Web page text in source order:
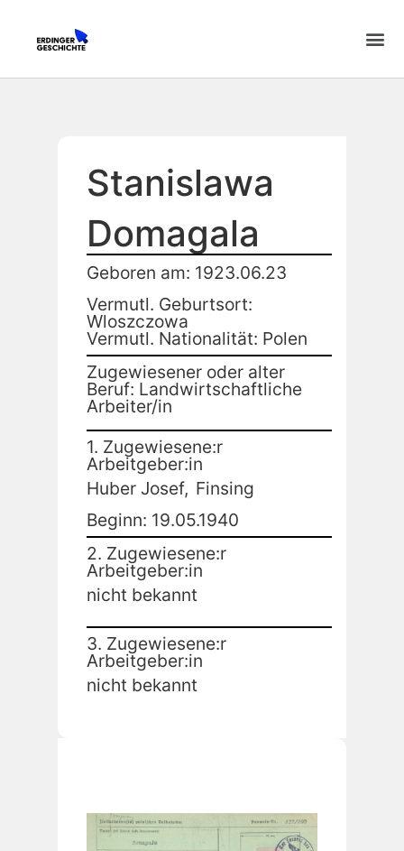
Stanislawa
Domagala
Geboren am: 1923.06.23
Vermutl. Geburtsort:
Wloszczowa
Vermutl. Nationalität: Polen
Zugewiesener oder alter
Beruf: Landwirtschaftliche
Arbeiter/in
1. Zugewiesene:r
Arbeitgeber:in
Huber Josef, Finsing
Beginn: 19.05.1940
2. Zugewiesene:r
Arbeitgeber:in
nicht bekannt
3. Zugewiesene:r
Arbeitgeber:in
nicht bekannt